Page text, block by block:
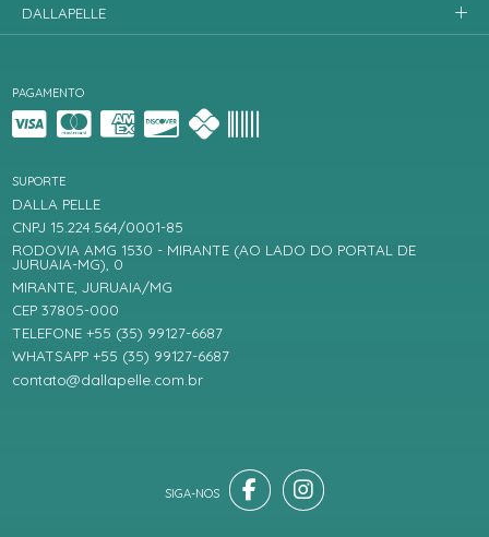
PAGAMENTO
SUPORTE
DALLA PELLE
CNPJ 15.224.564/0001-85
RODOVIA AMG 1530 - MIRANTE (AO LADO DO PORTAL DE
JURUAIA-MG), 0
MIRANTE, JURUAIA/MG
CEP 37805-000
TELEFONE +55 (35) 99127-6687
WHATSAPP +55 (35) 99127-6687
contato@dallapelle.com.br
DALLAPELLE